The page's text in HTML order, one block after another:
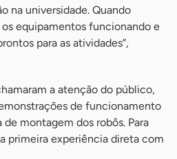
na universidade. Quando
equipamentos funcionando e
para as atividades”,
a atenção do público,
de funcionamento
montagem dos robôs. Para
primeira experiência direta com